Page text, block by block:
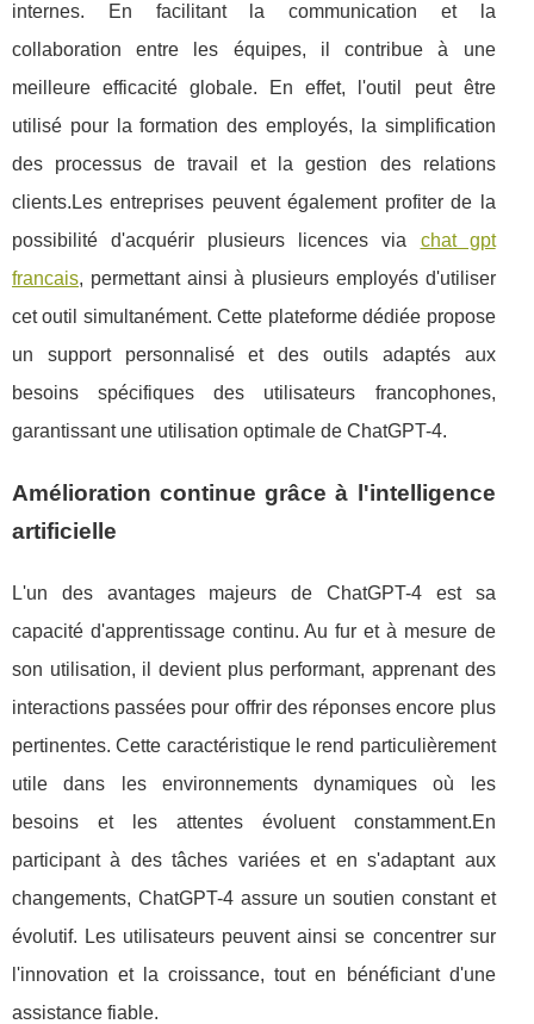
internes. En facilitant la communication et la
collaboration entre les équipes, il contribue à une
meilleure efficacité globale. En effet, l'outil peut être
utilisé pour la formation des employés, la simplification
des processus de travail et la gestion des relations
clients.Les entreprises peuvent également profiter de la
possibilité d'acquérir plusieurs licences via chat gpt
francais, permettant ainsi à plusieurs employés d'utiliser
cet outil simultanément. Cette plateforme dédiée propose
un support personnalisé et des outils adaptés aux
besoins spécifiques des utilisateurs francophones,
garantissant une utilisation optimale de ChatGPT-4.
Amélioration continue grâce à l'intelligence
artificielle
L'un des avantages majeurs de ChatGPT-4 est sa
capacité d'apprentissage continu. Au fur et à mesure de
son utilisation, il devient plus performant, apprenant des
interactions passées pour offrir des réponses encore plus
pertinentes. Cette caractéristique le rend particulièrement
utile dans les environnements dynamiques où les
besoins et les attentes évoluent constamment.En
participant à des tâches variées et en s'adaptant aux
changements, ChatGPT-4 assure un soutien constant et
évolutif. Les utilisateurs peuvent ainsi se concentrer sur
l'innovation et la croissance, tout en bénéficiant d'une
assistance fiable.